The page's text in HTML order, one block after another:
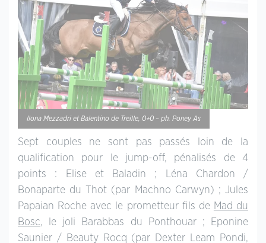
Ilona Mezzadri et Balentino de Treille, 0+0 – ph. Poney As
Sept couples ne sont pas passés loin de la
qualification pour le jump-off, pénalisés de 4
points : Elise et Baladin ; Léna Chardon /
Bonaparte du Thot (par Machno Carwyn) ; Jules
Papaian Roche avec le prometteur fils de Mad du
Bosc, le joli Barabbas du Ponthouar ; Eponine
Saunier / Beauty Rocq (par Dexter Leam Pondi,